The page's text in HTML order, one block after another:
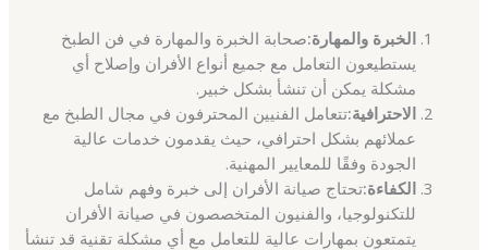
الخبرة والمهارة:صحابة الخبرة والمهارة في فن الطبخ
يستطيعون التعامل مع جميع أنواع الأفران وإصلاح أي
مشكلة يمكن أن تنشأ بشكل خبير.
الاحترافية:تتعامل الفنيين المحترفون في مجال الطبخ مع
عملائهم بشكل احترافي، حيث يقدمون خدمات عالية
الجودة وفقًا للمعايير المهنية.
الكفاءة:تحتاج صيانة الأفران إلى خبرة وفهم شامل
للتكنولوجيا، والفنيون المتخصصون في صيانة الأفران
يتمتعون بمهارات عالية للتعامل مع أي مشكلة تقنية قد تنشأ